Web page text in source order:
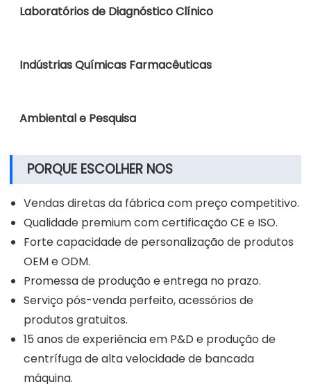
Laboratórios de Diagnóstico Clínico
Indústrias Químicas Farmacêuticas
Ambiental e Pesquisa
PORQUE ESCOLHER NOS
Vendas diretas da fábrica com preço competitivo.
Qualidade premium com certificação CE e ISO.
Forte capacidade de personalização de produtos
OEM e ODM.
Promessa de produção e entrega no prazo.
Serviço pós-venda perfeito, acessórios de
produtos gratuitos.
15 anos de experiência em P&D e produção de
centrífuga de alta velocidade de bancada
máquina.